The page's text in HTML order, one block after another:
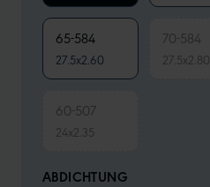
65-584
27.5x2.60
70-584
27.5x2.80
60-507
24x2.35
ABDICHTUNG